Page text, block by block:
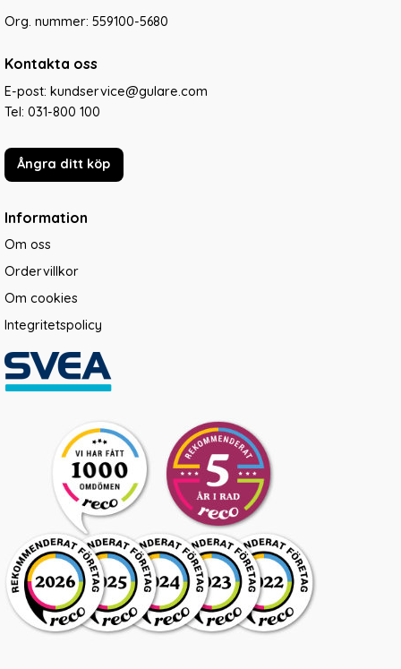
Org. nummer: 559100-5680
Kontakta oss
E-post: kundservice@gulare.com
Tel: 031-800 100
Ångra ditt köp
Information
Om oss
Ordervillkor
Om cookies
Integritetspolicy